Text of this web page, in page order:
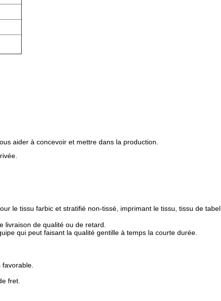
aider à concevoir et mettre dans la production.
le tissu farbic et stratifié non-tissé, imprimant le tissu, tissu de
livraison de qualité ou de retard.
qui peut faisant la qualité gentille à temps la courte durée.
fret.